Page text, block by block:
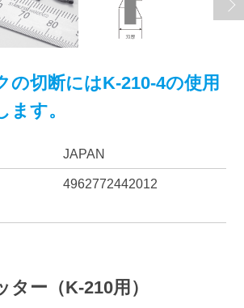
の切断にはK-210-4の使用
す。
JAPAN
4962772442012
ー（K-210用）